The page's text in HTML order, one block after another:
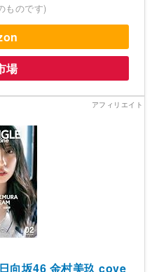
ものです)
場
向坂46 金村美玖 cove